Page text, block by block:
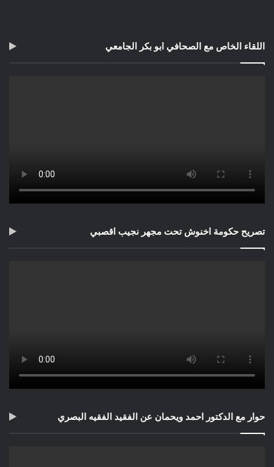
اللقاء الخاص مع الصحافي ابو بكر الجامعي
تصريح حكومة اخنوش تحت مجهر نجيب اقصبي
حوار مع الدكتور احمد ويحمان عن الفقيد الفقيه البصري